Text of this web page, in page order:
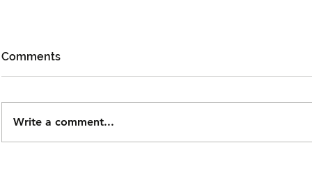
Comments
Write a comment...